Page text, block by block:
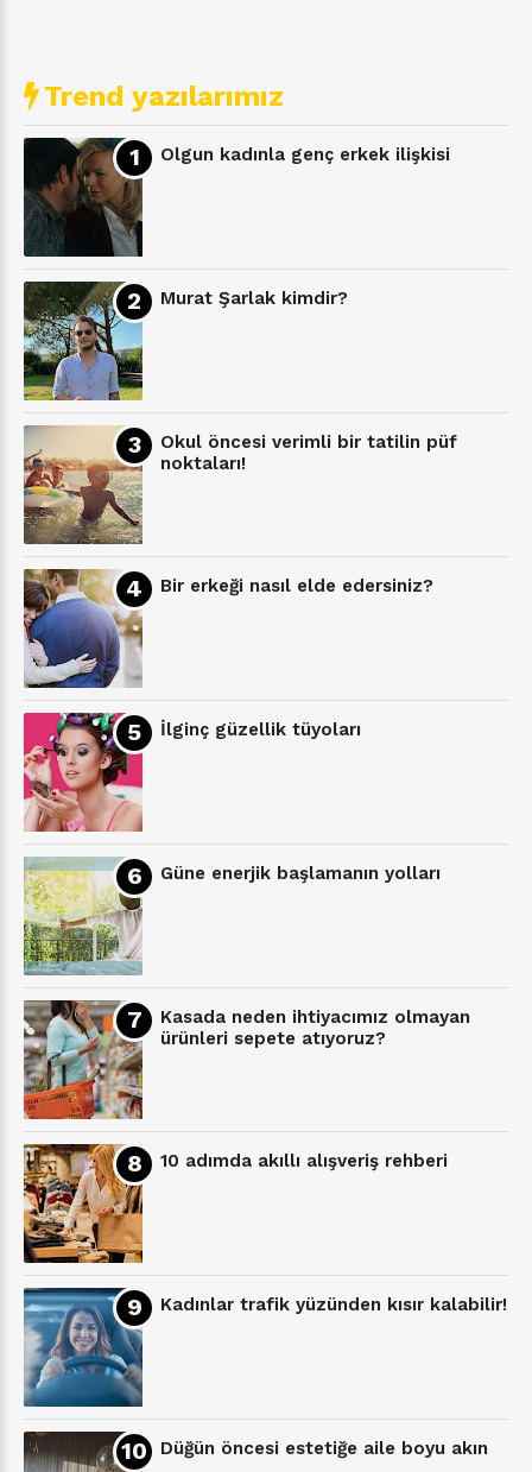
Trend yazılarımız
Olgun kadınla genç erkek ilişkisi
Murat Şarlak kimdir?
Okul öncesi verimli bir tatilin püf
noktaları!
Bir erkeği nasıl elde edersiniz?
İlginç güzellik tüyoları
Güne enerjik başlamanın yolları
Kasada neden ihtiyacımız olmayan
ürünleri sepete atıyoruz?
10 adımda akıllı alışveriş rehberi
Kadınlar trafik yüzünden kısır kalabilir!
Düğün öncesi estetiğe aile boyu akın